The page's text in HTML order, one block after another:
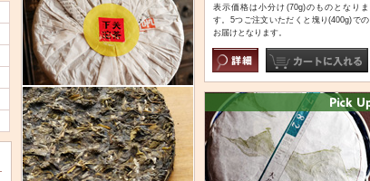
表示価格は小分け(70g)のものとなりま
す。5つご注文いただくと塊り(400g)での
お届けとなります。